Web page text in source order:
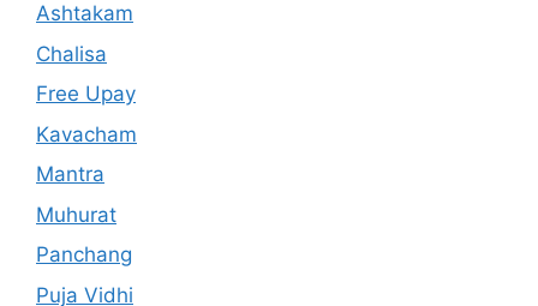
Ashtakam
Chalisa
Free Upay
Kavacham
Mantra
Muhurat
Panchang
Puja Vidhi